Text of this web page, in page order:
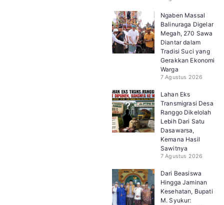
Ngaben Massal
Balinuraga Digelar
Megah, 270 Sawa
Diantar dalam
Tradisi Suci yang
Gerakkan Ekonomi
Warga
7 Agustus 2026
Lahan Eks
Transmigrasi Desa
Ranggo Dikelolah
Lebih Dari Satu
Dasawarsa,
Kemana Hasil
Sawitnya
7 Agustus 2026
Dari Beasiswa
Hingga Jaminan
Kesehatan, Bupati
M. Syukur: